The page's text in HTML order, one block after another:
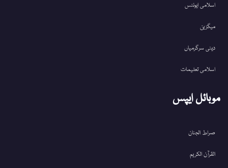
اسلامی ایونٹس
میگزین
دینی سرگرمیاں
اسلامی تعلیمات
موبائل ایپس
صراط الجنان
القرآن الکریم